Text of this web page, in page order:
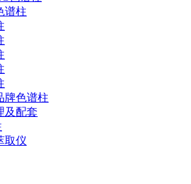
谱柱
牌色谱柱
及配套
取仪